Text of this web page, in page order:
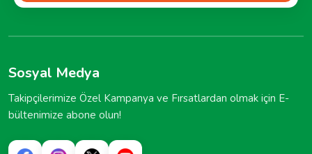
Sosyal Medya
Takipçilerimize Özel Kampanya ve Fırsatlardan olmak için E-
bültenimize abone olun!